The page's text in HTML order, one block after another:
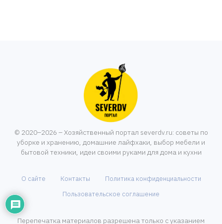
© 2020–2026 – Хозяйственный портал severdv.ru: советы по
уборке и хранению, домашние лайфхаки, выбор мебели и
бытовой техники, идеи своими руками для дома и кухни
О сайте Контакты
Политика конфиденциальности
Пользовательское соглашение
Перепечатка материалов разрешена только с указанием